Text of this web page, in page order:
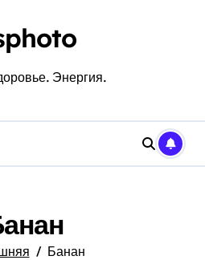
Энергия.
Банан